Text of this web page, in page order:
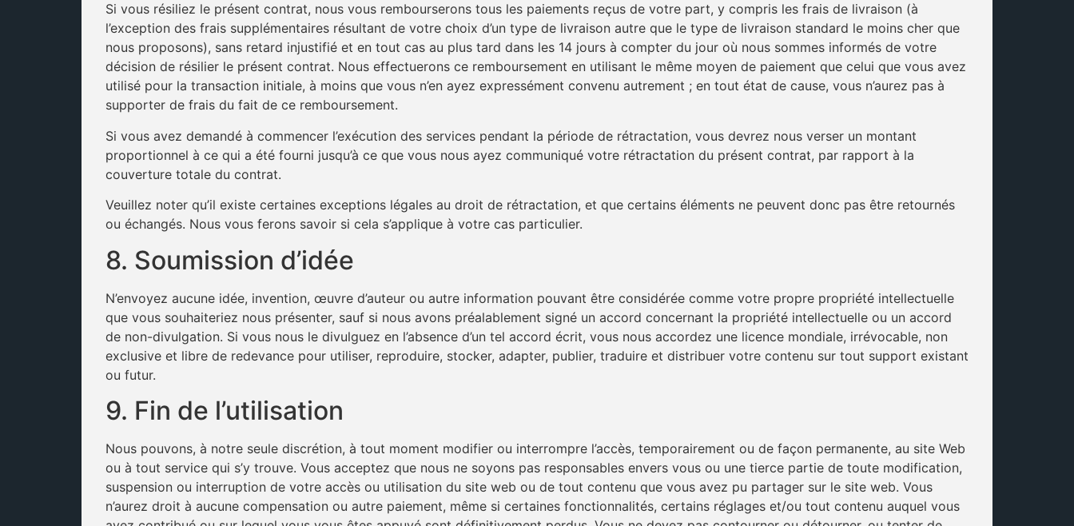
Si vous résiliez le présent contrat, nous vous rembourserons tous les paiements reçus de votre part, y compris les frais de livraison (à
l’exception des frais supplémentaires résultant de votre choix d’un type de livraison autre que le type de livraison standard le moins cher que
nous proposons), sans retard injustifié et en tout cas au plus tard dans les 14 jours à compter du jour où nous sommes informés de votre
décision de résilier le présent contrat. Nous effectuerons ce remboursement en utilisant le même moyen de paiement que celui que vous avez
utilisé pour la transaction initiale, à moins que vous n’en ayez expressément convenu autrement ; en tout état de cause, vous n’aurez pas à
supporter de frais du fait de ce remboursement.
Si vous avez demandé à commencer l’exécution des services pendant la période de rétractation, vous devrez nous verser un montant
proportionnel à ce qui a été fourni jusqu’à ce que vous nous ayez communiqué votre rétractation du présent contrat, par rapport à la
couverture totale du contrat.
Veuillez noter qu’il existe certaines exceptions légales au droit de rétractation, et que certains éléments ne peuvent donc pas être retournés
ou échangés. Nous vous ferons savoir si cela s’applique à votre cas particulier.
8. Soumission d’idée
N’envoyez aucune idée, invention, œuvre d’auteur ou autre information pouvant être considérée comme votre propre propriété intellectuelle
que vous souhaiteriez nous présenter, sauf si nous avons préalablement signé un accord concernant la propriété intellectuelle ou un accord
de non-divulgation. Si vous nous le divulguez en l’absence d’un tel accord écrit, vous nous accordez une licence mondiale, irrévocable, non
exclusive et libre de redevance pour utiliser, reproduire, stocker, adapter, publier, traduire et distribuer votre contenu sur tout support existant
ou futur.
9. Fin de l’utilisation
Nous pouvons, à notre seule discrétion, à tout moment modifier ou interrompre l’accès, temporairement ou de façon permanente, au site Web
ou à tout service qui s’y trouve. Vous acceptez que nous ne soyons pas responsables envers vous ou une tierce partie de toute modification,
suspension ou interruption de votre accès ou utilisation du site web ou de tout contenu que vous avez pu partager sur le site web. Vous
n’aurez droit à aucune compensation ou autre paiement, même si certaines fonctionnalités, certains réglages et/ou tout contenu auquel vous